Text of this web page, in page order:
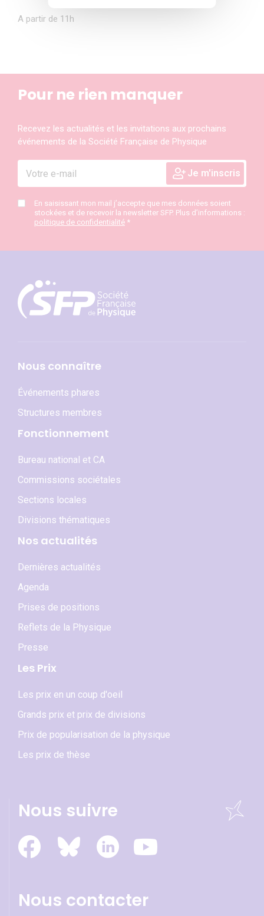
A partir de 11h
Pour ne rien manquer
Recevez les actualités et les invitations aux prochains
événements de la Société Française de Physique
En saisissant mon mail j’accepte que mes données soient
stockées et de recevoir la newsletter SFP. Plus d’informations :
politique de confidentialité *
Nous connaître
Événements phares
Structures membres
Fonctionnement
Bureau national et CA
Commissions sociétales
Sections locales
Divisions thématiques
Nos actualités
Dernières actualités
Agenda
Prises de positions
Reflets de la Physique
Presse
Les Prix
Les prix en un coup d'oeil
Grands prix et prix de divisions
Prix de popularisation de la physique
Les prix de thèse
Nous suivre
Nous contacter